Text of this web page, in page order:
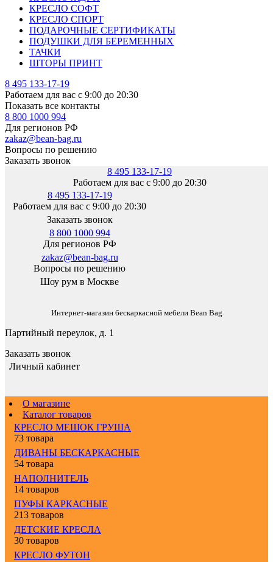
КРЕСЛО СОФТ
КРЕСЛО СПОРТ
ПОДАРОЧНЫЕ СЕРТИФИКАТЫ
ПОДУШКИ ДЛЯ БЕРЕМЕННЫХ
ТАЧКИ
ШТОРЫ ПРИНТ
8 495 133-17-19
Работаем для вас с 9:00 до 20:30
Показать все контакты
8 800 1000 994
Для регионов РФ
zakaz@bean-bag.ru
Вопросы по решению
Заказать звонок
8 495 133-17-19
Работаем для вас с 9:00 до 20:30
8 495 133-17-19
Работаем для вас с 9:00 до 20:30
Заказать звонок
8 800 1000 994
Для регионов РФ
zakaz@bean-bag.ru
Вопросы по решению
Шоу рум в Москве
Интернет-магазин бескаркасной мебели Bean Bag
Партийный переулок, д. 1
Заказать звонок
Личный кабинет
О магазине
Каталог товаров
КРЕСЛО МЕШОК ГРУША
73 товара
ДИВАНЫ БЕСКАРКАСНЫЕ
54 товара
НАПОЛНИТЕЛЬ
14 товаров
ПУФЫ КАРКАСНЫЕ
213 товаров
ДЕТСКИЕ КРЕСЛА
30 товаров
КРЕСЛО ФУТОН